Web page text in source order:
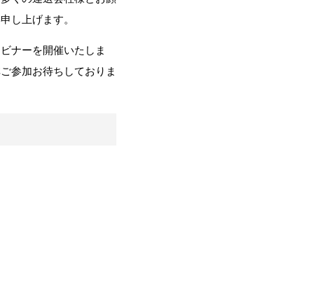
し上げます。
ナーを開催いたしま
参加お待ちしておりま